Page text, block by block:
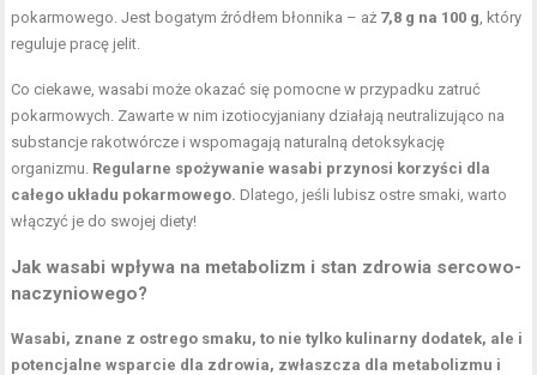
pokarmowego. Jest bogatym źródłem błonnika – aż 7,8 g na 100 g , który
reguluje pracę jelit.
Co ciekawe, wasabi może okazać się pomocne w przypadku zatruć
pokarmowych. Zawarte w nim izotiocyjaniany działają neutralizująco na
substancje rakotwórcze i wspomagają naturalną detoksykację
organizmu. Regularne spożywanie wasabi przynosi korzyści dla
całego układu pokarmowego. Dlatego, jeśli lubisz ostre smaki, warto
włączyć je do swojej diety!
Jak wasabi wpływa na metabolizm i stan zdrowia sercowo-
naczyniowego?
Wasabi, znane z ostrego smaku, to nie tylko kulinarny dodatek, ale i
potencjalne wsparcie dla zdrowia, zwłaszcza dla metabolizmu i